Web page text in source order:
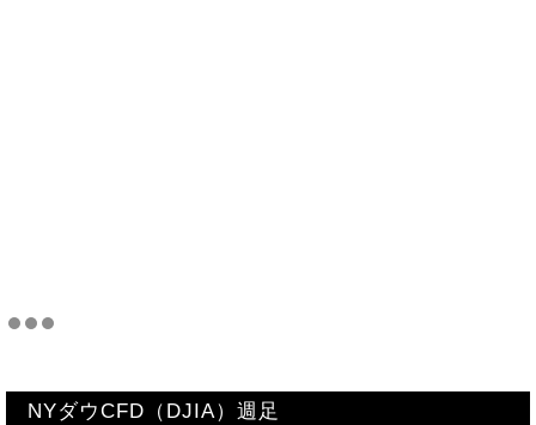
Track all markets on TradingView
NYダウCFD（DJIA）週足